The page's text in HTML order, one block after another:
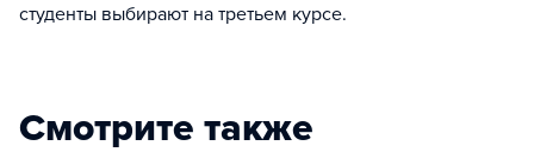
студенты выбирают на третьем курсе.
Смотрите также